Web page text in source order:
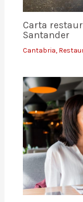
Carta
Santander
Cantabria,